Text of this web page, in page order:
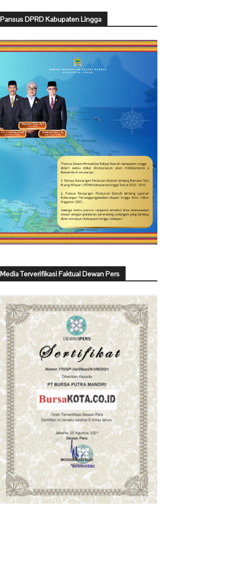
Pansus DPRD Kabupaten Lingga
Media Terverifikasi Faktual Dewan Pers